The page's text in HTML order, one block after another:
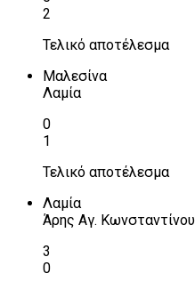
2
Τελικό αποτέλεσμα
Μαλεσίνα
Λαμία
0
1
Τελικό αποτέλεσμα
Λαμία
Άρης Αγ. Κωνσταντίνου
3
0